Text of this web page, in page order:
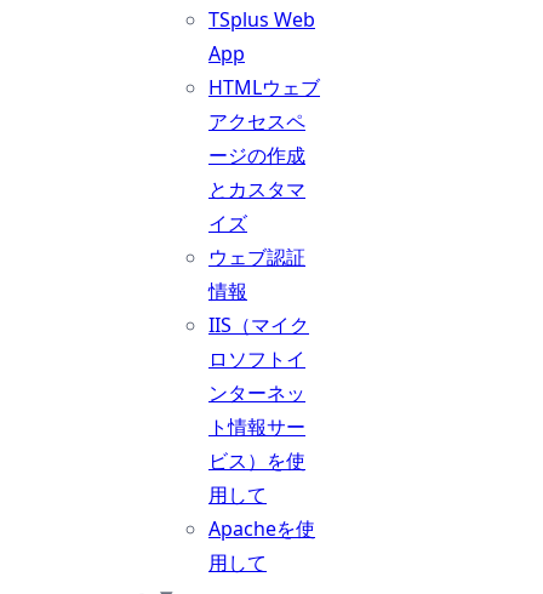
TSplus Web
App
HTMLウェブ
アクセスペ
ージの作成
とカスタマ
イズ
ウェブ認証
情報
IIS（マイク
ロソフトイ
ンターネッ
ト情報サー
ビス）を使
用して
Apacheを使
用して